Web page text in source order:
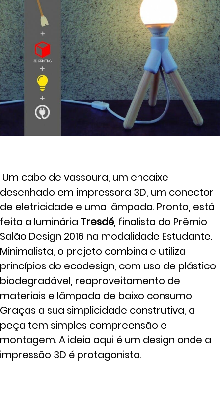
Um cabo de vassoura, um encaixe
desenhado em impressora 3D, um conector
de eletricidade e uma lâmpada. Pronto, está
feita a luminária Tresdé, finalista do Prêmio
Salão Design 2016 na modalidade Estudante.
Minimalista, o projeto combina e utiliza
princípios do ecodesign, com uso de plástico
biodegradável, reaproveitamento de
materiais e lâmpada de baixo consumo.
Graças a sua simplicidade construtiva, a
peça tem simples compreensão e
montagem. A ideia aqui é um design onde a
impressão 3D é protagonista.